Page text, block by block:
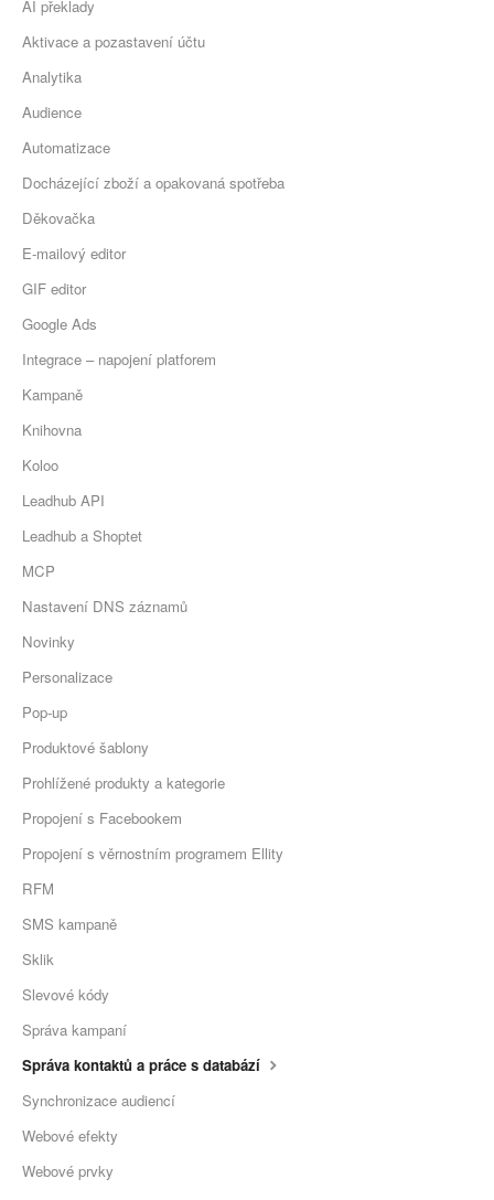
AI překlady
Aktivace a pozastavení účtu
Analytika
Audience
Automatizace
Docházející zboží a opakovaná spotřeba
Děkovačka
E-mailový editor
GIF editor
Google Ads
Integrace – napojení platforem
Kampaně
Knihovna
Koloo
Leadhub API
Leadhub a Shoptet
MCP
Nastavení DNS záznamů
Novinky
Personalizace
Pop-up
Produktové šablony
Prohlížené produkty a kategorie
Propojení s Facebookem
Propojení s věrnostním programem Ellity
RFM
SMS kampaně
Sklik
Slevové kódy
Správa kampaní
Správa kontaktů a práce s databází
Synchronizace audiencí
Webové efekty
Webové prvky